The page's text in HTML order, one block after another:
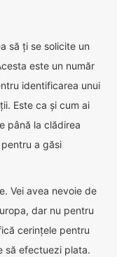
să ți se solicite un
este un număr
identificarea unui
Este ca și cum ai
până la clădirea
a găsi
Vei avea nevoie de
dar nu pentru
cerințele pentru
să efectuezi plata.